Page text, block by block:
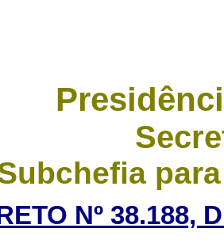
Nº 38.188,